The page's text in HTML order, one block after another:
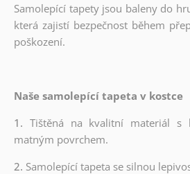
Samolepící tapety jsou baleny do
která zajistí bezpečnost během
poškození.
Naše samolepící tapeta v kostce
1. Tištěná na kvalitní materiál s
matným povrchem.
2. Samolepící tapeta se silnou